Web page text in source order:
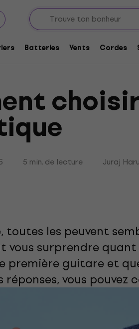
Batteries Vents Cordes
5 min. de lecture Juraj
toutes les peuvent
vous surprendre
première guitare et
réponses, vous pouvez